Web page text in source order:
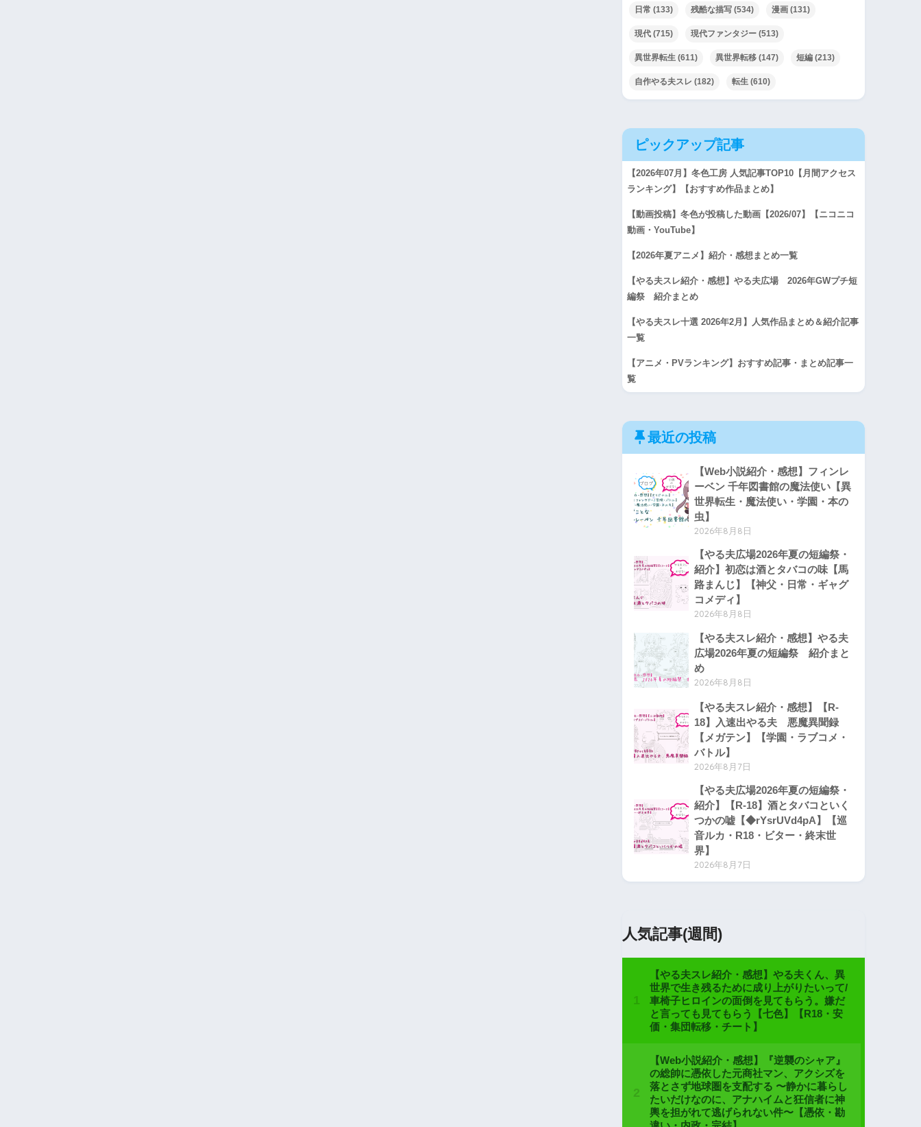
日常 (133) 残酷な描写 (534) 漫画 (131)
現代 (715) 現代ファンタジー (513)
異世界転生 (611) 異世界転移 (147) 短編 (213)
自作やる夫スレ (182) 転生 (610)
ピックアップ記事
【2026年07月】冬色工房 人気記事TOP10【月間アクセス
ランキング】【おすすめ作品まとめ】
【動画投稿】冬色が投稿した動画【2026/07】【ニコニコ
動画・YouTube】
【2026年夏アニメ】紹介・感想まとめ一覧
【やる夫スレ紹介・感想】やる夫広場 2026年GWプチ短
編祭 紹介まとめ
【やる夫スレ十選 2026年2月】人気作品まとめ＆紹介記事
一覧
【アニメ・PVランキング】おすすめ記事・まとめ記事一
覧
最近の投稿
【Web小説紹介・感想】フィンレ
ーベン 千年図書館の魔法使い【異
世界転生・魔法使い・学園・本の
虫】
2026年8月8日
【やる夫広場2026年夏の短編祭・
紹介】初恋は酒とタバコの味【馬
路まんじ】【神父・日常・ギャグ
コメディ】
2026年8月8日
【やる夫スレ紹介・感想】やる夫
広場2026年夏の短編祭 紹介まと
め
2026年8月8日
【やる夫スレ紹介・感想】【R-
18】入速出やる夫 悪魔異聞録
【メガテン】【学園・ラブコメ・
バトル】
2026年8月7日
【やる夫広場2026年夏の短編祭・
紹介】【R-18】酒とタバコといく
つかの嘘【◆rYsrUVd4pA】【巡
音ルカ・R18・ビター・終末世
界】
2026年8月7日
人気記事(週間)